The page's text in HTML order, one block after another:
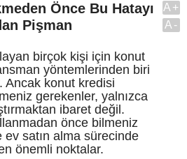
Önce Bu Hatayı
Pişman
birçok kişi için konut
yöntemlerinden biri
Ancak konut kredisi
gerekenler, yalnızca
ibaret değil.
önce bilmeniz
satın alma sürecinde
önemli noktalar.
A+
A-